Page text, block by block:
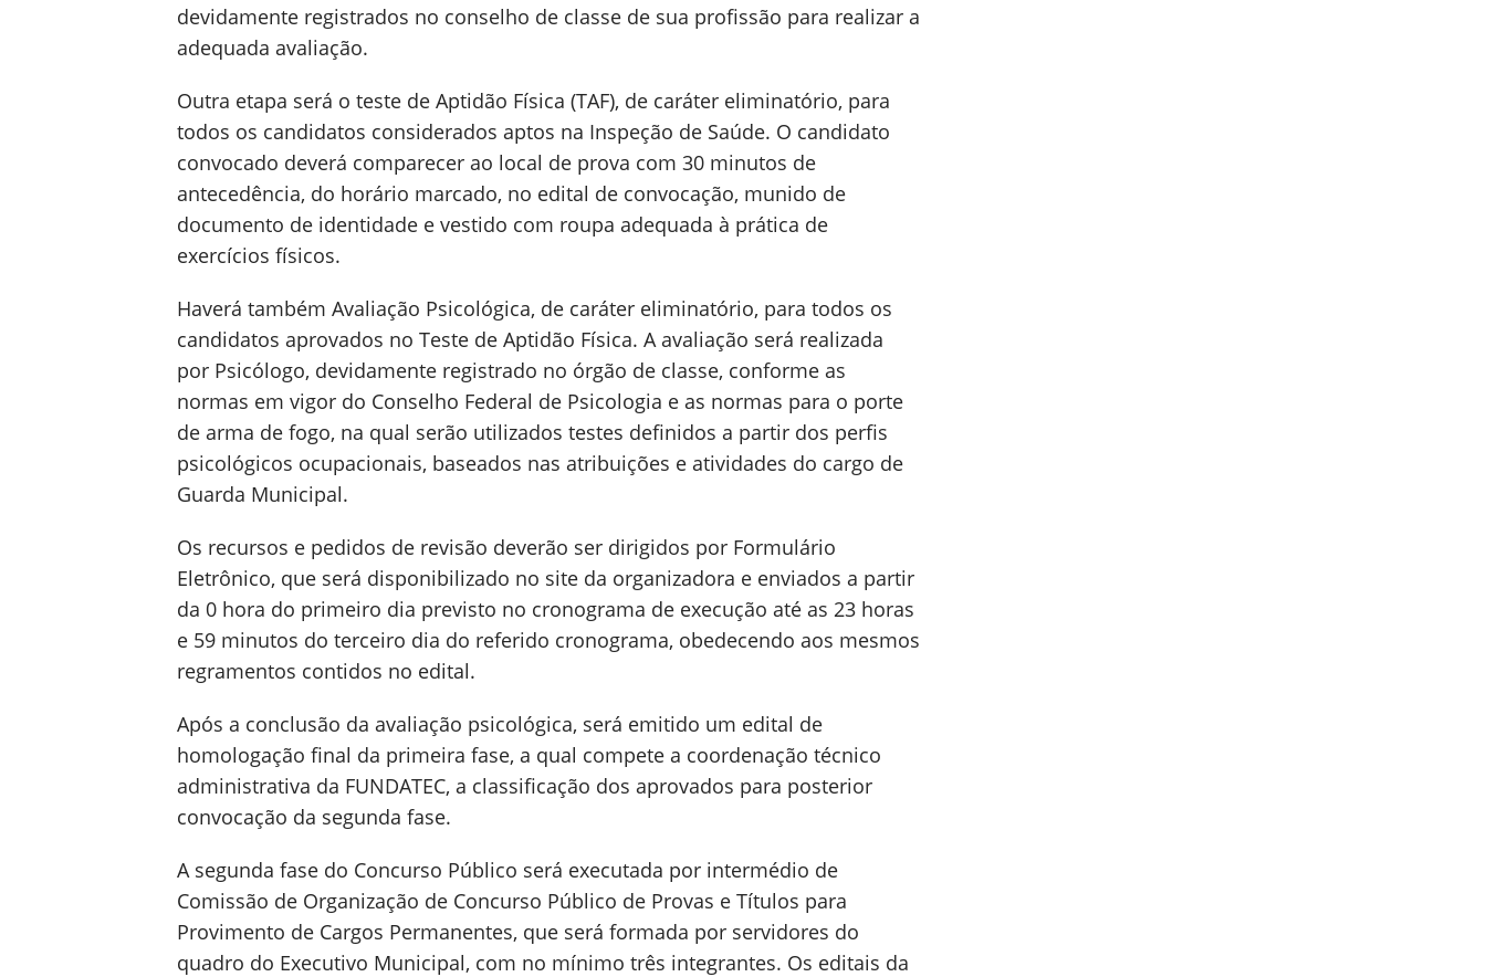
devidamente registrados no conselho de classe de sua profissão para realizar a
adequada avaliação.
Outra etapa será o teste de Aptidão Física (TAF), de caráter eliminatório, para
todos os candidatos considerados aptos na Inspeção de Saúde. O candidato
convocado deverá comparecer ao local de prova com 30 minutos de
antecedência, do horário marcado, no edital de convocação, munido de
documento de identidade e vestido com roupa adequada à prática de
exercícios físicos.
Haverá também Avaliação Psicológica, de caráter eliminatório, para todos os
candidatos aprovados no Teste de Aptidão Física. A avaliação será realizada
por Psicólogo, devidamente registrado no órgão de classe, conforme as
normas em vigor do Conselho Federal de Psicologia e as normas para o porte
de arma de fogo, na qual serão utilizados testes definidos a partir dos perfis
psicológicos ocupacionais, baseados nas atribuições e atividades do cargo de
Guarda Municipal.
Os recursos e pedidos de revisão deverão ser dirigidos por Formulário
Eletrônico, que será disponibilizado no site da organizadora e enviados a partir
da 0 hora do primeiro dia previsto no cronograma de execução até as 23 horas
e 59 minutos do terceiro dia do referido cronograma, obedecendo aos mesmos
regramentos contidos no edital.
Após a conclusão da avaliação psicológica, será emitido um edital de
homologação final da primeira fase, a qual compete a coordenação técnico
administrativa da FUNDATEC, a classificação dos aprovados para posterior
convocação da segunda fase.
A segunda fase do Concurso Público será executada por intermédio de
Comissão de Organização de Concurso Público de Provas e Títulos para
Provimento de Cargos Permanentes, que será formada por servidores do
quadro do Executivo Municipal, com no mínimo três integrantes. Os editais da